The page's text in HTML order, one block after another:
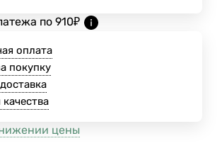
по 910₽
оплата
покупку
цены